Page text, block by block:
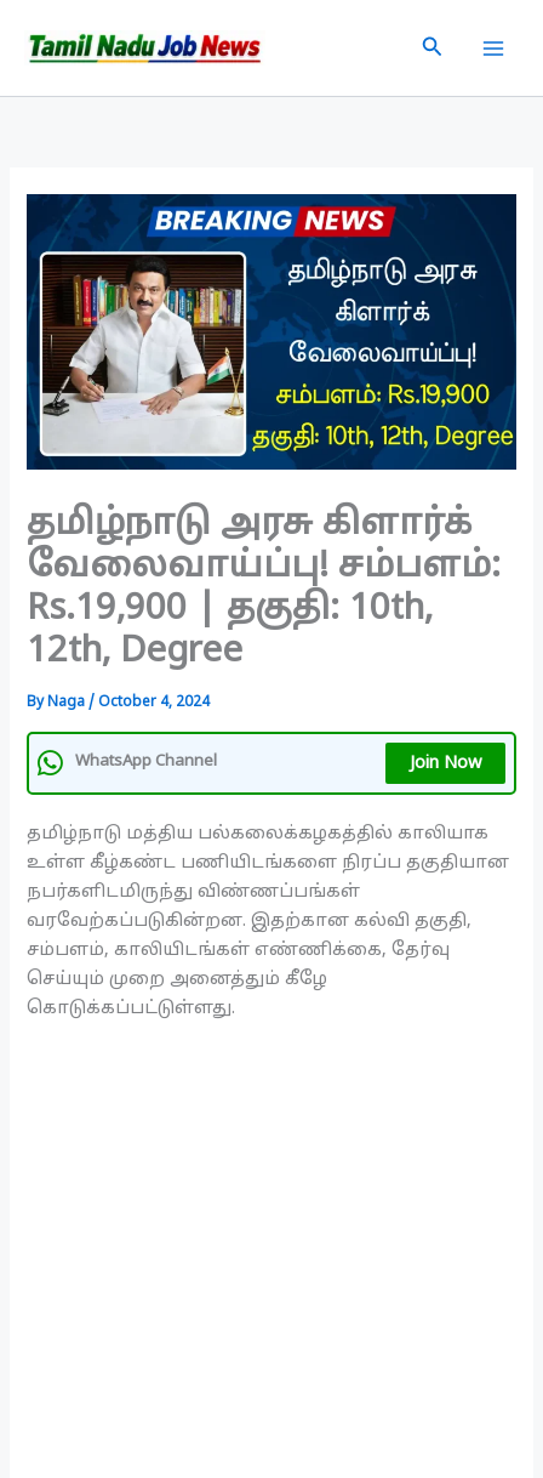
Search
தமிழ்நாடு அரசு கிளார்க்
வேலைவாய்ப்பு! சம்பளம்:
Rs.19,900 | தகுதி: 10th,
12th, Degree
ByNaga/October 4, 2024
WhatsApp Channel Join Now
தமிழ்நாடு மத்திய பல்கலைக்கழகத்தில் காலியாக
உள்ள கீழ்கண்ட பணியிடங்களை நிரப்ப தகுதியான
நபர்களிடமிருந்து விண்ணப்பங்கள்
வரவேற்கப்படுகின்றன. இதற்கான கல்வி தகுதி,
சம்பளம், காலியிடங்கள் எண்ணிக்கை, தேர்வு
செய்யும் முறை அனைத்தும் கீழே
கொடுக்கப்பட்டுள்ளது.